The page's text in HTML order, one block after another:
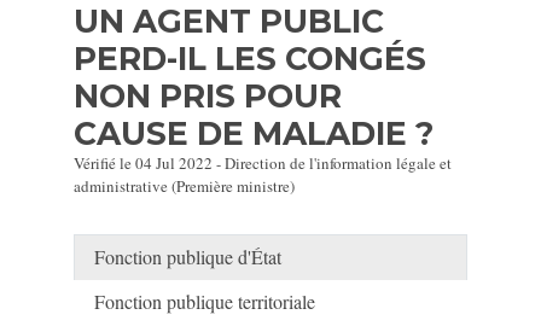
UN AGENT PUBLIC
PERD-IL LES CONGÉS
NON PRIS POUR
CAUSE DE MALADIE ?
Vérifié le 04 Jul 2022 - Direction de l'information légale et
administrative (Première ministre)
Fonction publique d'État
Fonction publique territoriale